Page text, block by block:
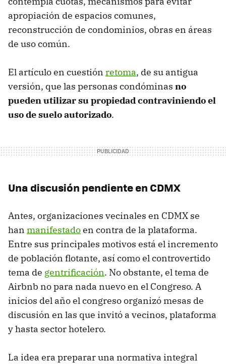
apropiación de espacios comunes,
reconstrucción de condominios, obras en áreas
de uso común.
El artículo en cuestión retoma, de su antigua
versión, que las personas condóminas no
pueden utilizar su propiedad contraviniendo el
uso de suelo autorizado.
Una discusión pendiente en CDMX
Antes, organizaciones vecinales en CDMX se
han manifestadoen contra de la plataforma.
Entre sus principales motivos está el incremento
de población flotante, así como el controvertido
tema de gentrificación. No obstante, el tema de
Airbnb no para nada nuevo en el Congreso. A
inicios del año el congreso organizó mesas de
discusión en las que invitó a vecinos, plataforma
y hasta sector hotelero.
La idea era preparar una normativa integral